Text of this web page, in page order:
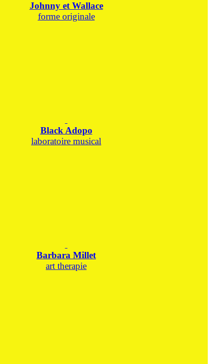
Johnny et Wallace
forme originale
Black Adopo
laboratoire musical
Barbara Millet
art therapie